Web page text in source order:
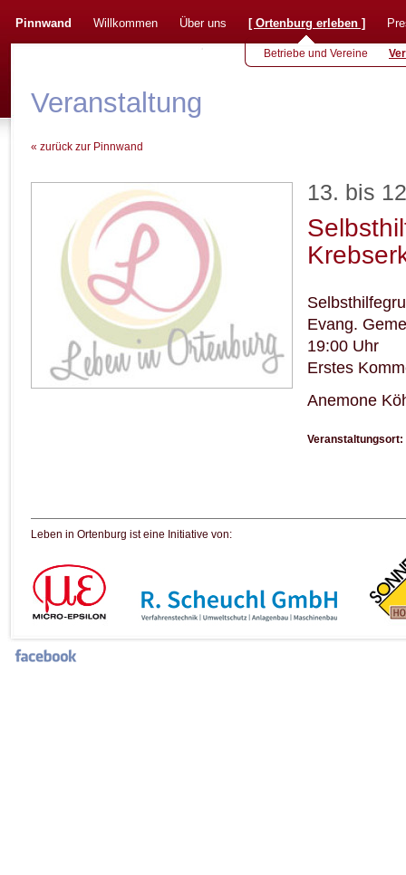
Pinnwand Willkommen Über uns [ Ortenburg erleben ]
Betriebe und Vereine
Veranstaltung
« zurück zur Pinnwand
13. bis
Evang.
19:00 Uhr
Erstes
Anemone
Veranstaltungsort:
Leben in Ortenburg ist eine Initiative von: